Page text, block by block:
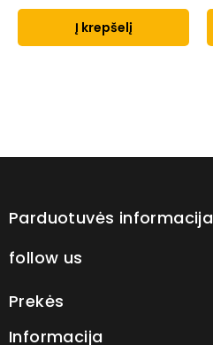
Į krepšelį
Parduotuvės informacija
follow us
Prekės
Informacija